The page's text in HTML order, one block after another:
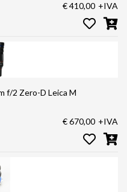
€ 410,00 +IVA
Laowa Venus Optics obiettivo 15mm f/2 Zero-D Leica M
€ 670,00 +IVA